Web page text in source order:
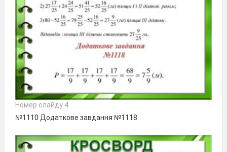
Номер слайду 4
№1110 Додаткове завдання №1118